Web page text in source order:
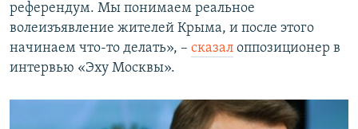
референдум. Мы понимаем реальное
волеизъявление жителей Крыма, и после этого
начинаем что-то делать», – сказал оппозиционер в
интервью «Эху Москвы».